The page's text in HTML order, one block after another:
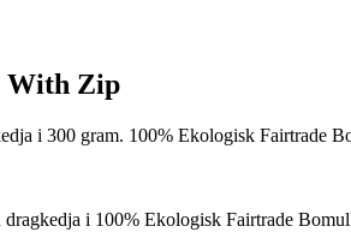
With Zip
i 300 gram. 100% Ekologisk Fairtrade
dragkedja i 100% Ekologisk Fairtrade